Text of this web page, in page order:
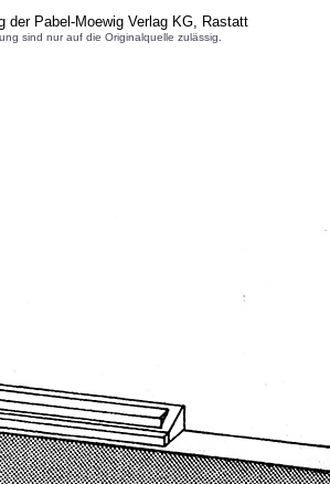
der Pabel-Moewig Verlag KG, Rastatt
sind nur auf die Originalquelle zulässig.